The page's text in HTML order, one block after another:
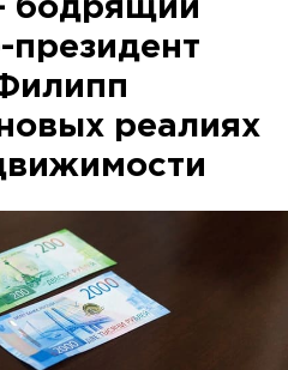
бодрящий
президент
реалиях